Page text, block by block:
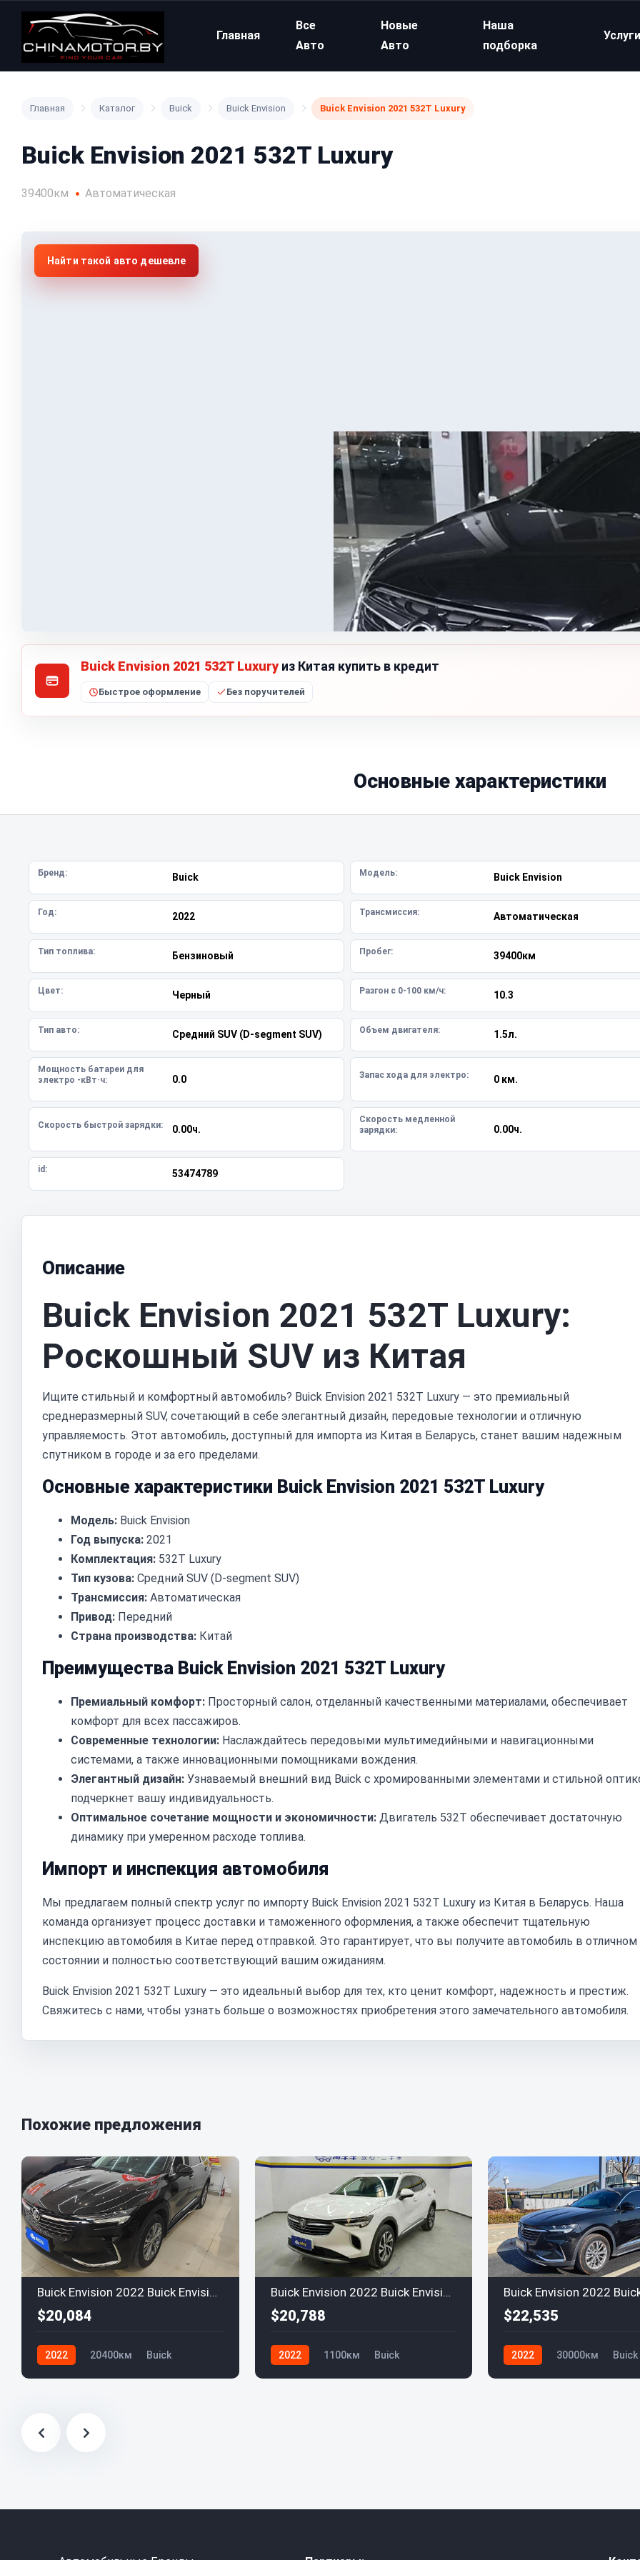
Главная
Все
Авто
Новые
Авто
Наша
подборка
Главная Каталог Buick Buick Envision Buick Envision 2021 532T Luxury
Buick Envision 2021 532T Luxury
39400км Автоматическая
Найти такой авто дешевле
Buick Envision 2021 532T Luxury из Китая купить в кредит
Быстрое оформление Без поручителей
Основные характеристики
Бренд: Buick Модель: Buick Envision
Год: 2022 Трансмиссия: Автоматическая
Тип топлива: Бензиновый Пробег: 39400км
Цвет: Черный Разгон с 0-100 км/ч: 10.3
Тип авто: Средний SUV (D-segment SUV) Объем двигателя: 1.5л.
Мощность батареи для
электро -кВт·ч:
0.0 Запас хода для электро: 0 км.
Скорость быстрой зарядки: 0.00ч.
Скорость медленной
зарядки:
0.00ч.
id: 53474789
Описание
Buick Envision 2021 532T Luxury:
Роскошный SUV из Китая
Ищите стильный и комфортный автомобиль? Buick Envision 2021 532T Luxury — это премиальный
среднеразмерный SUV, сочетающий в себе элегантный дизайн, передовые технологии и отличную
управляемость. Этот автомобиль, доступный для импорта из Китая в Беларусь, станет вашим надежным
спутником в городе и за его пределами.
Основные характеристики Buick Envision 2021 532T Luxury
Модель: Buick Envision
Год выпуска: 2021
Комплектация: 532T Luxury
Тип кузова: Средний SUV (D-segment SUV)
Трансмиссия: Автоматическая
Привод: Передний
Страна производства: Китай
Преимущества Buick Envision 2021 532T Luxury
Премиальный комфорт: Просторный салон, отделанный качественными материалами, обеспечивает
комфорт для всех пассажиров.
Современные технологии: Наслаждайтесь передовыми мультимедийными и навигационными
системами, а также инновационными помощниками вождения.
Элегантный дизайн: Узнаваемый внешний вид Buick с хромированными элементами и стильной
подчеркнет вашу индивидуальность.
Оптимальное сочетание мощности и экономичности: Двигатель 532T обеспечивает достаточную
динамику при умеренном расходе топлива.
Импорт и инспекция автомобиля
Мы предлагаем полный спектр услуг по импорту Buick Envision 2021 532T Luxury из Китая в Беларусь. Наша
команда организует процесс доставки и таможенного оформления, а также обеспечит тщательную
инспекцию автомобиля в Китае перед отправкой. Это гарантирует, что вы получите автомобиль в отличном
состоянии и полностью соответствующий вашим ожиданиям.
Buick Envision 2021 532T Luxury — это идеальный выбор для тех, кто ценит комфорт, надежность и престиж.
Свяжитесь с нами, чтобы узнать больше о возможностях приобретения этого замечательного автомобиля.
Похожие предложения
Buick Envision 2022 Buick EnvisionPlus 652T Luxury
$20,084
2022 20400км Buick
Buick Envision 2022 Buick EnvisionS 552T Luxury
$20,788
2022 1100км Buick
$22,535
2022 30000км Buick